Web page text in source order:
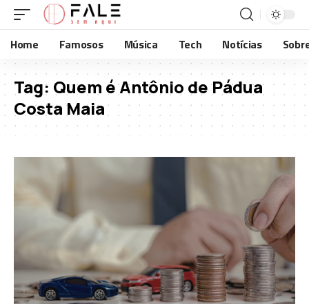
Home Famosos Música Tech Notícias
Tag: Quem é Antônio de Pádua
Costa Maia